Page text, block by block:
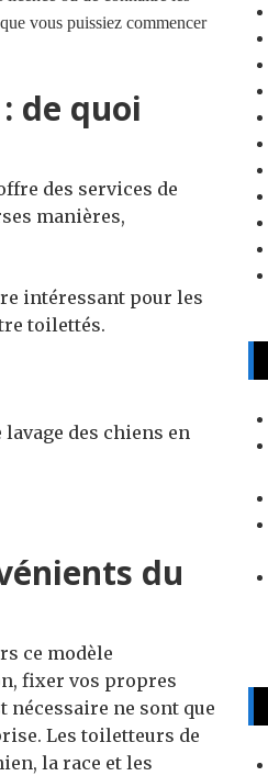
vous puissiez commencer
de quoi
des services de
manières,
intéressant pour les
toilettés.
des chiens en
du
ce modèle
fixer vos propres
ne sont que
Les toiletteurs de
la race et les